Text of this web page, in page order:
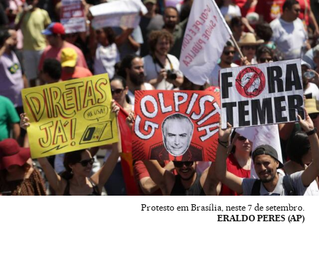
Protesto em Brasília, neste 7 de setembro.
ERALDO PERES (AP)